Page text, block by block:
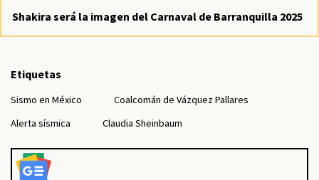
Shakira será la imagen del Carnaval de Barranquilla 2025
Etiquetas
Sismo en México
Coalcomán de Vázquez Pallares
Alerta sísmica
Claudia Sheinbaum